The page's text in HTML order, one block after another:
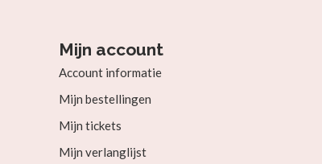
Mijn account
Account informatie
Mijn bestellingen
Mijn tickets
Mijn verlanglijst